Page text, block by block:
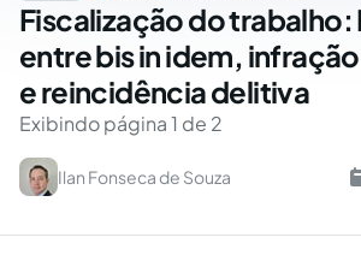
Fiscalização do
entre bis in idem,
e reincidência delitiva
Exibindo página 1 de 2
Ilan Fonseca de Souza